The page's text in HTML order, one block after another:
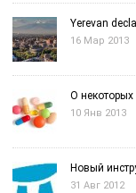
Yerevan
16 Мар 2013
О некоторых
10 Янв 2013
Новый
31 Авг 2012